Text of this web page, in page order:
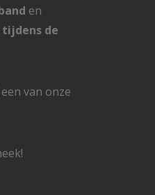
en
de
van onze